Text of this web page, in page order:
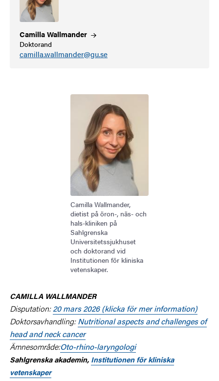
CamillaWallmander
Doktorand
camilla.wallmander@gu.se
Bild
Camilla Wallmander,
dietist på öron-, näs- och
hals-kliniken på
Sahlgrenska
Universitetssjukhuset
och doktorand vid
Institutionen för kliniska
vetenskaper.
CAMILLA WALLMANDER
Disputation:20 mars 2026 (klicka för mer information)
Doktorsavhandling:Nutritional aspects and challenges of
head and neck cancer
Ämnesområde:Oto-rhino-laryngologi
Sahlgrenska akademin, Institutionen för kliniska
vetenskaper